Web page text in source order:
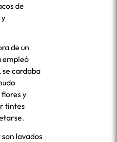
de
de un
empleó
se cardaba
y
tintes
lavados